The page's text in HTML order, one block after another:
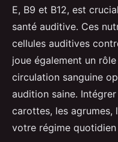
E, B9 et B12, est
santé auditive. Ces
cellules auditives
joue également un
circulation sanguine
audition saine.
carottes, les agrumes,
votre régime